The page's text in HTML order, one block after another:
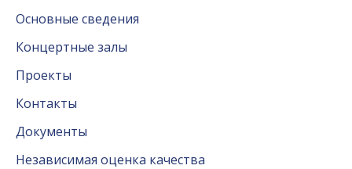
Основные сведения
Концертные залы
Проекты
Контакты
Документы
Независимая оценка качества